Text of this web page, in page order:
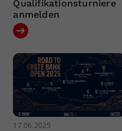
Qualifikationsturniere
anmelden
17.06.2025